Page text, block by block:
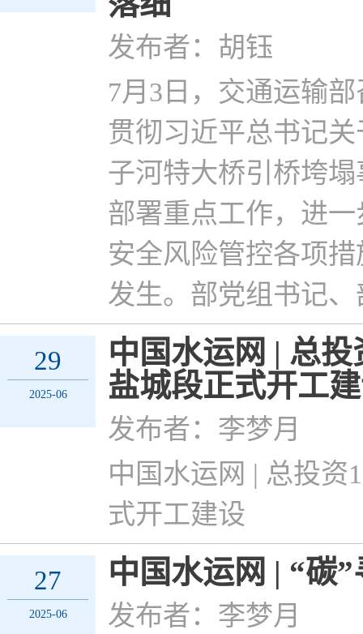
发布者：胡钰
7月3日，交通运输
贯彻习近平总书记
子河特大桥引桥垮
部署重点工作，进
安全风险管控各项
发生。部党组书记
29
2025-06
中国水运网 | 总
盐城段正式开工
发布者：李梦月
中国水运网 | 总投资
式开工建设
27
2025-06
中国水运网 | “碳
发布者：李梦月